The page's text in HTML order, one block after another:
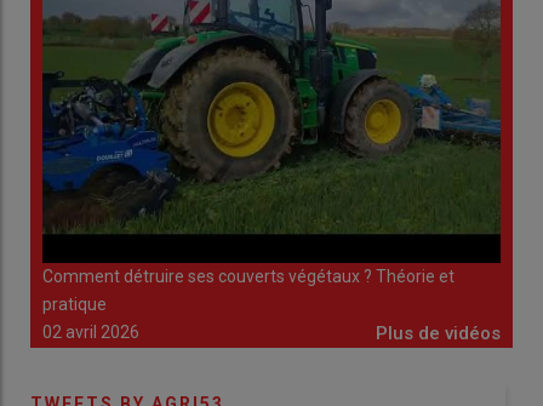
Comment détruire ses couverts végétaux ? Théorie et
pratique
02 avril 2026
Plus de vidéos